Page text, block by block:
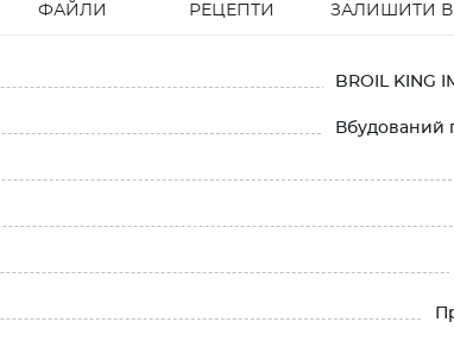
ФАЙЛИ РЕЦЕПТИ ЗАЛИШИТИ
BROIL KING
Вбудований